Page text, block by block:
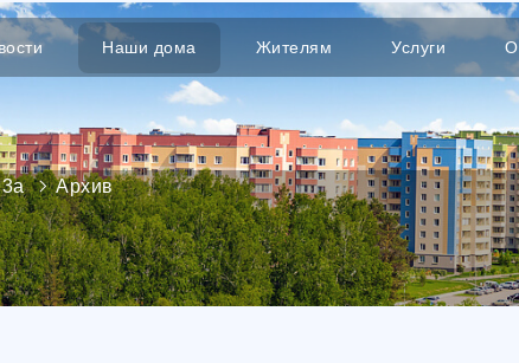
Наши дома Жителям Услуги О
Архив